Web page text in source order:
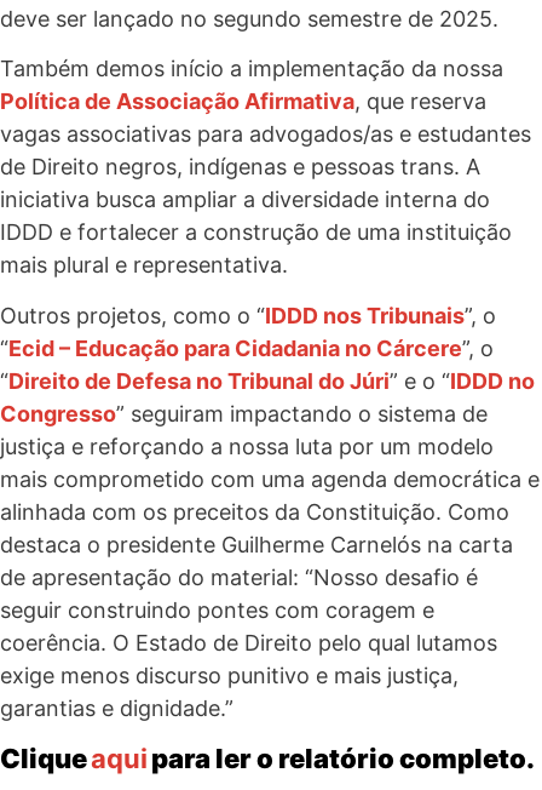
deve ser lançado no segundo semestre de 2025.
Também demos início a implementação da nossa
Política de Associação Afirmativa, que reserva
vagas associativas para advogados/as e estudantes
de Direito negros, indígenas e pessoas trans. A
iniciativa busca ampliar a diversidade interna do
IDDD e fortalecer a construção de uma instituição
mais plural e representativa.
Outros projetos, como o “IDDD nos Tribunais”, o
“Ecid – Educação para Cidadania no Cárcere”, o
“Direito de Defesa no Tribunal do Júri” e o “IDDD no
Congresso” seguiram impactando o sistema de
justiça e reforçando a nossa luta por um modelo
mais comprometido com uma agenda democrática e
alinhada com os preceitos da Constituição. Como
destaca o presidente Guilherme Carnelós na carta
de apresentação do material: “Nosso desafio é
seguir construindo pontes com coragem e
coerência. O Estado de Direito pelo qual lutamos
exige menos discurso punitivo e mais justiça,
garantias e dignidade.”
Cliqueaquipara ler o relatório completo.